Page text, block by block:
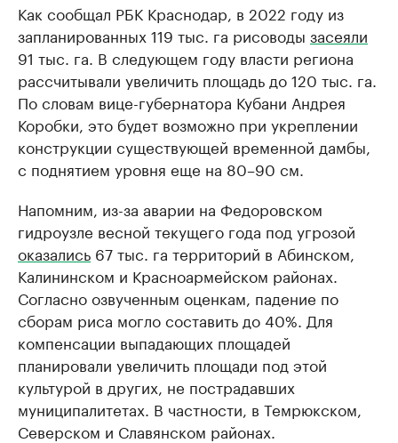
Как сообщал РБК Краснодар, в 2022 году из
запланированных 119 тыс. га рисоводы засеяли
91 тыс. га. В следующем году власти региона
рассчитывали увеличить площадь до 120 тыс. га.
По словам вице-губернатора Кубани Андрея
Коробки, это будет возможно при укреплении
конструкции существующей временной дамбы,
с поднятием уровня еще на 80–90 см.
Напомним, из-за аварии на Федоровском
гидроузле весной текущего года под угрозой
оказались 67 тыс. га территорий в Абинском,
Калининском и Красноармейском районах.
Согласно озвученным оценкам, падение по
сборам риса могло составить до 40%. Для
компенсации выпадающих площадей
планировали увеличить площади под этой
культурой в других, не пострадавших
муниципалитетах. В частности, в Темрюкском,
Северском и Славянском районах.